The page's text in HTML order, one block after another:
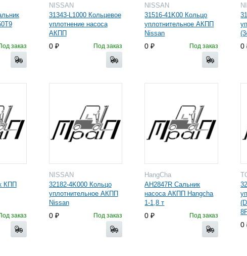
заказ
NISSAN
31343-L1000 Кольцевое
уплотнение насоса
АКПП
0 Под заказ
NISSAN
31516-41K00 Кольцо
уплотнительное АКПП
Nissan
0 Под заказ 0
КПП
заказ
NISSAN
32182-4K000 Кольцо
уплотнительное АКПП
Nissan
0 Под заказ
HangCha
AH2847R Сальник
насоса АКПП Hangcha
1-1,8 т
0 Под заказ
0